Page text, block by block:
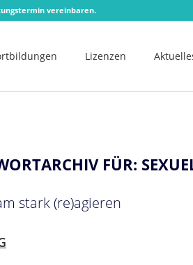
vereinbaren.
Lizenzen
FÜR:
stark (re)agieren